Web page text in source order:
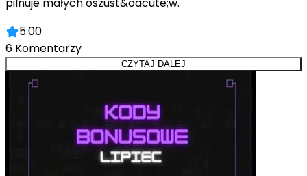
pilnuje małych oszust&oacute;w.
5.00
6 Komentarzy
CZYTAJ DALEJ